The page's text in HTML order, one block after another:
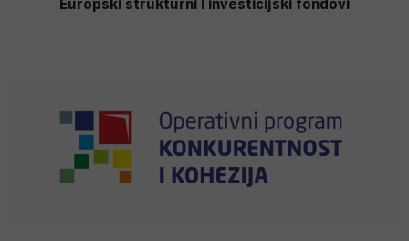
Europski strukturni i investicijski fondovi